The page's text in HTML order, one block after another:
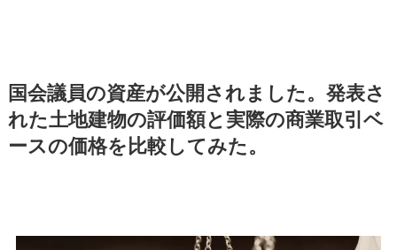
国会議員の資産が公開されました。発表さ
れた土地建物の評価額と実際の商業取引ベ
ースの価格を比較してみた。